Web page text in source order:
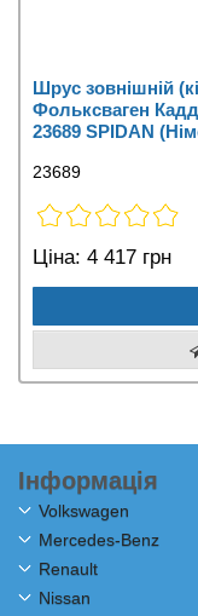
Шрус зовнішній
Фольксваген
23689 SPIDAN
23689
Ціна: 4 417 грн
Інформація
Volkswagen
Mercedes-Benz
Renault
Nissan